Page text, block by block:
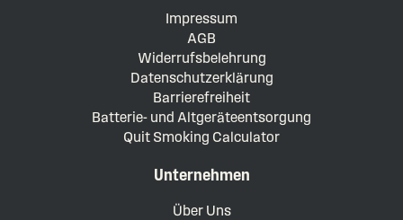
Impressum
AGB
Widerrufsbelehrung
Datenschutzerklärung
Barrierefreiheit
Batterie- und Altgeräteentsorgung
Quit Smoking Calculator
Unternehmen
Über Uns